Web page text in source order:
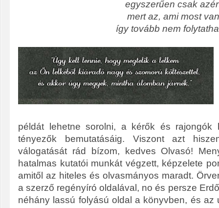
egyszerűen csak
mert az, ami most
így tovább nem
példát lehetne sorolni, a kérők és
tényezők bemutatásáig. Viszont azt
válogatását rád bízom, kedves Olvasó!
hatalmas kutatói munkát végzett, képzelete
amitől az hiteles és olvasmányos maradt.
a szerző regényíró oldalával, no és persze
néhány lassú folyású oldal a könyvben, és az